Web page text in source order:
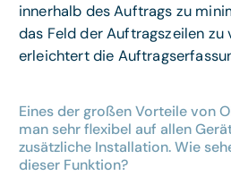
innerhalb des Auftrags zu
das Feld der Auftragszeilen zu
erleichtert die
Eines der großen Vorteile von
man sehr flexibel auf allen
zusätzliche Installation. Wie
dieser Funktion?